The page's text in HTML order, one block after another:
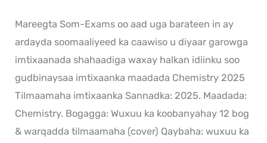
Mareegta Som-Exams oo aad uga barateen in ay
ardayda soomaaliyeed ka caawiso u diyaar garowga
imtixaanada shahaadiga waxay halkan idiinku soo
gudbinaysaa imtixaanka maadada Chemistry 2025
Tilmaamaha imtixaanka Sannadka: 2025. Maadada:
Chemistry. Bogagga: Wuxuu ka koobanyahay 12 bog
& warqadda tilmaamaha (cover) Qaybaha: wuxuu ka